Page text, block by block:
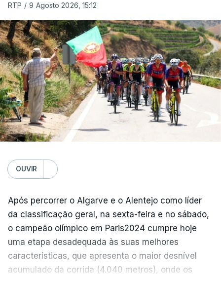
Estoril Praia – Famalicão, 1-1
Sábado
Marítimo - Casa Pia, 1-0
Vitória de Guimarães – Arouca, 0-1
Estrela Amadora – Sporting, 2-2
Domingo
FC Porto – Alverca, 18:00
Gil Vicente - Rio Ave, 20:30
Benfica - Académico de Viseu, 20:30
Santa Clara - Nacional, 19:15 locais (20:15 em
Lisboa)
(Com Lusa)
RTP / 9 Agosto 2026, 15:12
OUVIR
Após percorrer o Algarve e o Alentejo como líder
da classificação geral, na sexta-feira e no sábado,
o campeão olímpico em Paris2024 cumpre hoje
uma etapa desadequada às suas melhores
características, que apresenta o maior desnível
acumulado da corrida (4.040 metros), onde os